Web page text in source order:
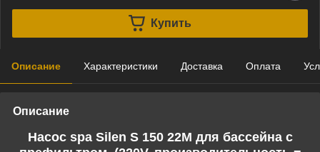
Купить
Описание Характеристики Доставка Оплата
Описание
Насос spa Silen S 150 22M для бассейна c